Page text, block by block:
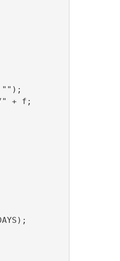
"");
" + f;